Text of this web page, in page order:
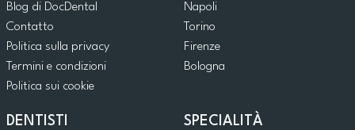
Blog di DocDental
Contatto
Politica sulla privacy
Termini e condizioni
Politica sui cookie
Napoli
Torino
Firenze
Bologna
DENTISTI SPECIALITÀ